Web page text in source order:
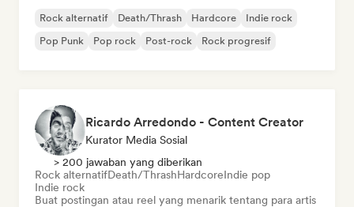
Rock alternatif Death/Thrash Hardcore
Indie rock
Pop Punk
Pop rock Post-rock Rock progresif
Ricardo Arredondo - Content Creator
Kurator Media Sosial
> 200 jawaban yang diberikan
Rock alternatifDeath/ThrashHardcoreIndie pop
Indie rock
Buat postingan atau reel yang menarik tentang para artis